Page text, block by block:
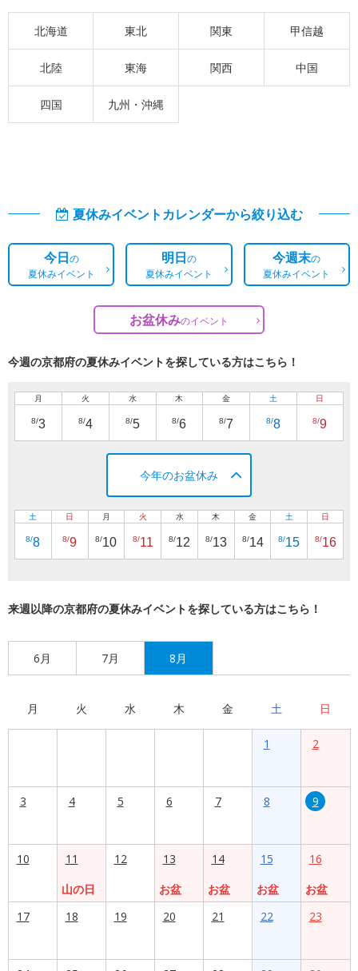
北海道 東北 関東 甲信越
北陸 東海 関西 中国
四国 九州・沖縄
夏休みイベントカレンダーから絞り込む
今日の
夏休みイベント
明日の
夏休みイベント
今週末の
夏休みイベント
お盆休みのイベント
今週の京都府の夏休みイベントを探している方はこちら！
月
8/3
火
8/4
水
8/5
木
8/6
金
8/7
土
8/8
日
8/9
今年のお盆休み
土
8/8
日
8/9
月
8/10
火
8/11
水
8/12
木
8/13
金
8/14
土
8/15
日
8/16
来週以降の京都府の夏休みイベントを探している方はこちら！
6月 7月 8月
月 火 水 木 金 土 日
1 2
3 4 5 6 7 8 9
10
11
山の日
12
13
お盆
14
お盆
15
お盆
16
お盆
17
18 19 20 21 22 23